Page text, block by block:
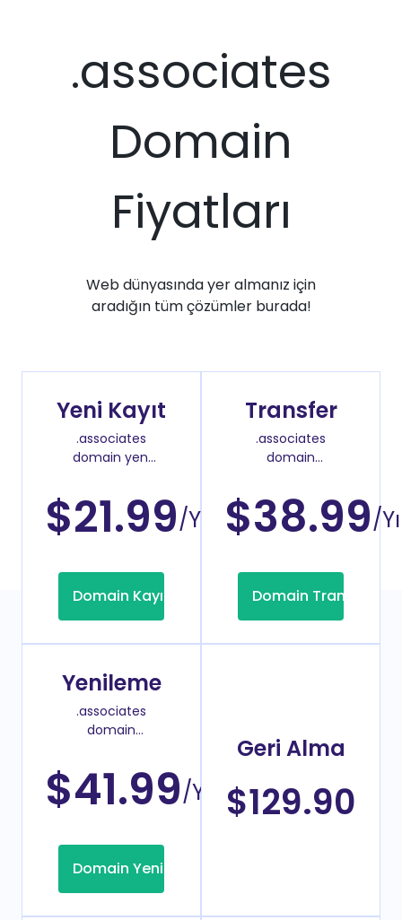
.associates
Domain
Fiyatları
Web dünyasında yer almanız için
aradığın tüm çözümler burada!
Yeni Kayıt
.associates
domain yeni
$21.99/Yıl
Domain Kayıt
Transfer
.associates
domain
$38.99/
Domain Transfer
Yenileme
.associates
domain
$41.99/Yıl
Domain Yenileme
Geri Alma
$129.90